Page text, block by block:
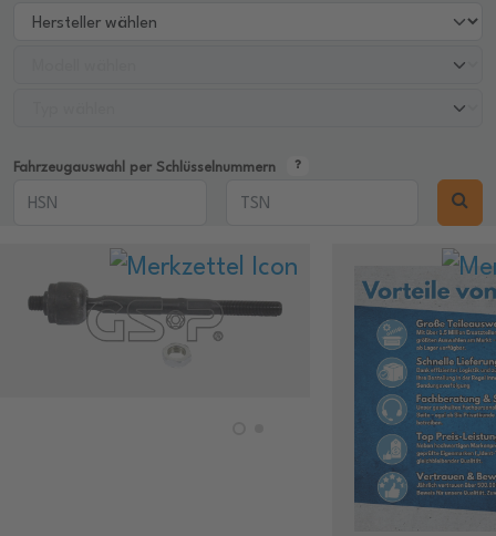
Fahrzeugauswahl per Schlüsselnummern